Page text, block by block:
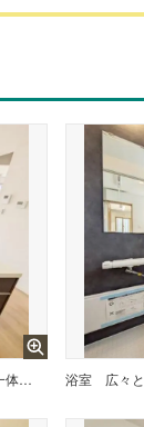
カウンターキッチンは、リビングとの一体感があり、家族のコミュニケーションを大切にする設計です。 浴室